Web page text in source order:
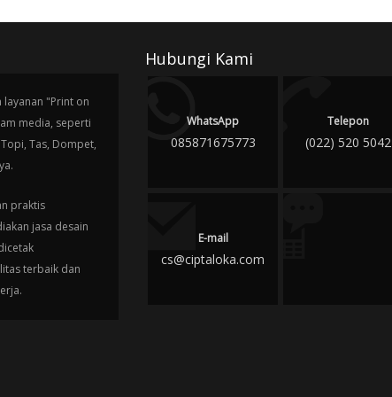
"Print on
media, seperti
Tas, Dompet,
praktis
jasa desain
terbaik dan
Hubungi Kami
WhatsApp
085871675773
Telepon
(022) 520 5042
E-mail
cs@ciptaloka.com